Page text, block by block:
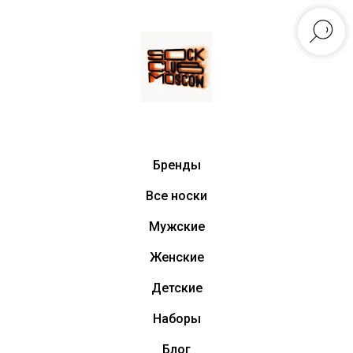
Бренды
Все носки
Мужские
Женские
Детские
Наборы
Блог